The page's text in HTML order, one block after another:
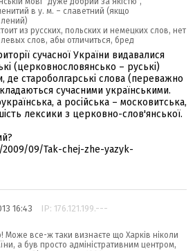
в у. м. – славетний (якщо
из русских, польских и немецких слов, нет
слов, абы отличиться, бред
сучасної України видавалися
(церковнословянсько – руські)
де староболгарські слова (переважно
сучасними українськими.
а російська – московитська,
лексики з церковно-слов'янської.
09/Tak-chej-zhe-yazyk-
16:43 IP: 176.121.199.---
Може все-ж таки визнаєте що Харків ніколи
а був просто адміністративним центром,